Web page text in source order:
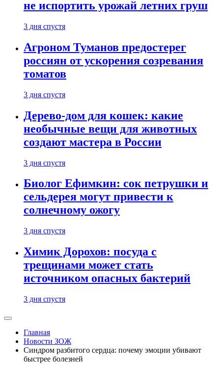
не испортить урожай летних груш
3 дня спустя
Агроном Туманов предостерег
россиян от ускорения созревания
томатов
3 дня спустя
Дерево-дом для кошек: какие
необычные вещи для животных
создают мастера в России
3 дня спустя
Биолог Ефимкин: сок петрушки и
сельдерея могут привести к
солнечному ожогу
3 дня спустя
Химик Дорохов: посуда с
трещинами может стать
источником опасных бактерий
3 дня спустя
Главная
Новости ЗОЖ
Синдром разбитого сердца: почему эмоции убивают
быстрее болезней